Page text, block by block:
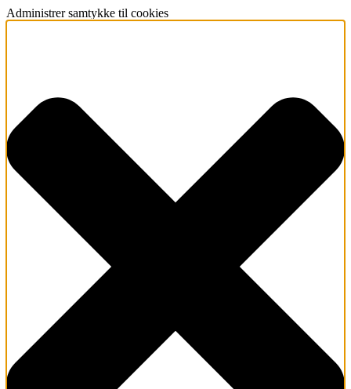
Administrer samtykke til cookies